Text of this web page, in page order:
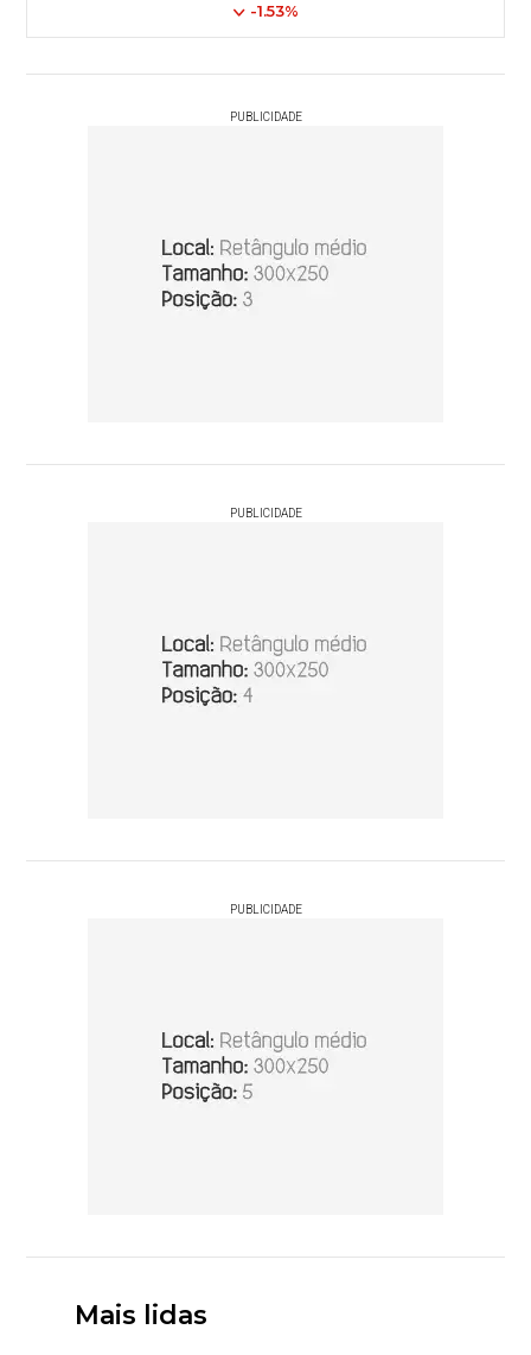
-1.53%
PUBLICIDADE
PUBLICIDADE
PUBLICIDADE
Mais lidas